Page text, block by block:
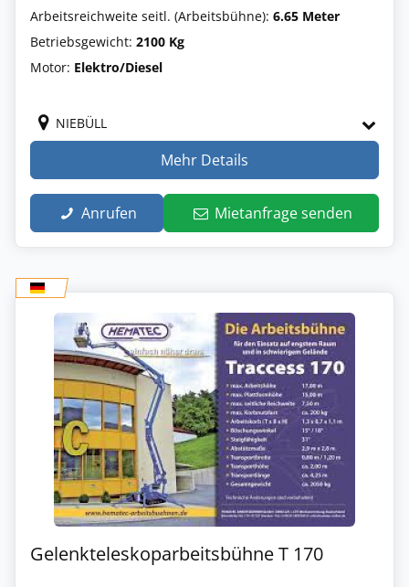
Arbeitsreichweite seitl. (Arbeitsbühne): 6.65 Meter
Betriebsgewicht: 2100 Kg
Motor: Elektro/Diesel
NIEBÜLL
Mehr Details
Anrufen Mietanfrage senden
Gelenkteleskoparbeitsbühne T 170